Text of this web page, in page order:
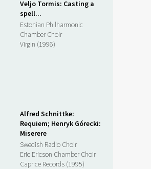
Veljo Tormis: Casting a
spell...
Estonian Philharmonic
Chamber Choir
Virgin (1996)
Alfred Schnittke:
Requiem; Henryk Górecki:
Miserere
Swedish Radio Choir
Eric Ericson Chamber Choir
Caprice Records (1995)